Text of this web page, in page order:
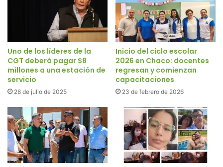
Uno de los líderes de la
CGT deberá pagar $8
millones a una estación de
servicio
28 de julio de 2025
Inicio del ciclo escolar
2026 en Chaco: docentes
regresan y comienzan
capacitaciones
23 de febrero de 2026